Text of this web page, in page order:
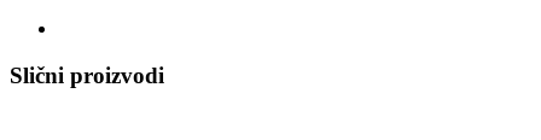
Slični proizvodi